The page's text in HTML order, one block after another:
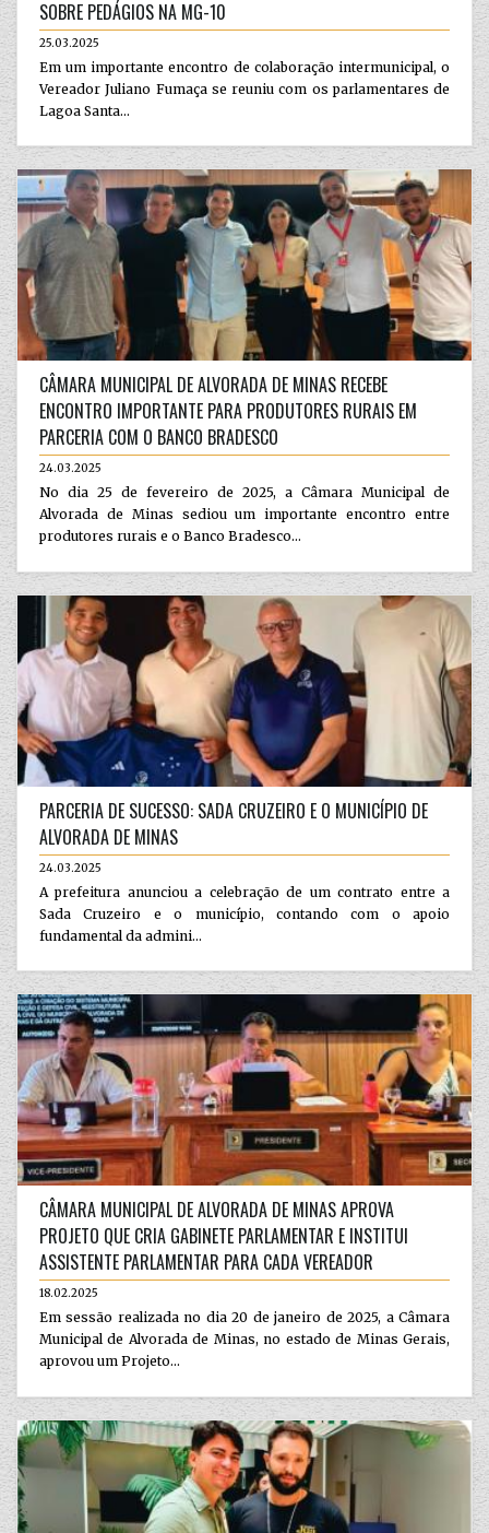
SOBRE PEDÁGIOS NA MG-10
25.03.2025
Em um importante encontro de colaboração intermunicipal, o
Vereador Juliano Fumaça se reuniu com os parlamentares de
Lagoa Santa...
CÂMARA MUNICIPAL DE ALVORADA DE MINAS RECEBE
ENCONTRO IMPORTANTE PARA PRODUTORES RURAIS EM
PARCERIA COM O BANCO BRADESCO
24.03.2025
No dia 25 de fevereiro de 2025, a Câmara Municipal de
Alvorada de Minas sediou um importante encontro entre
produtores rurais e o Banco Bradesco...
PARCERIA DE SUCESSO: SADA CRUZEIRO E O MUNICÍPIO DE
ALVORADA DE MINAS
24.03.2025
A prefeitura anunciou a celebração de um contrato entre a
Sada Cruzeiro e o município, contando com o apoio
fundamental da admini...
CÂMARA MUNICIPAL DE ALVORADA DE MINAS APROVA
PROJETO QUE CRIA GABINETE PARLAMENTAR E INSTITUI
ASSISTENTE PARLAMENTAR PARA CADA VEREADOR
18.02.2025
Em sessão realizada no dia 20 de janeiro de 2025, a Câmara
Municipal de Alvorada de Minas, no estado de Minas Gerais,
aprovou um Projeto...